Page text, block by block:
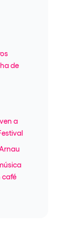
de
a
café